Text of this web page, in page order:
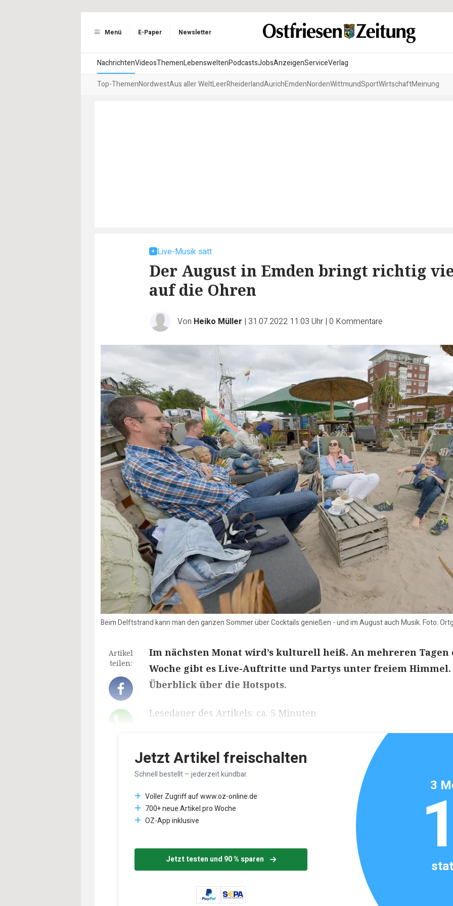
Menü E-Paper Newsletter
NachrichtenVideosThemenLebensweltenPodcastsJobsAnzeigenServiceVerlag
Top-ThemenNordwestAus aller WeltLeerRheiderlandAurichEmdenNordenWittmundSportWirtschaftMeinung
Live-Musik satt
Der August in Emden bringt richtig
auf die Ohren
Von Heiko Müller | 31.07.2022 11:03 Uhr | 0 Kommentare
Beim Delftstrand kann man den ganzen Sommer über Cocktails genießen - und im August auch Musik. Foto:
Artikel
teilen:
Im nächsten Monat wird’s kulturell heiß. An mehreren Tagen
Woche gibt es Live-Auftritte und Partys unter freiem Himmel.
Überblick über die Hotspots.
Lesedauer des Artikels: ca. 5 Minuten
Jetzt Artikel freischalten
Schnell bestellt – jederzeit kündbar.
Voller Zugriff auf www.oz-online.de
700+ neue Artikel pro Woche
OZ-App inklusive
Jetzt testen und 90 % sparen
3